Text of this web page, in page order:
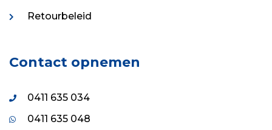
Retourbeleid
Contact opnemen
0411 635 034
0411 635 048